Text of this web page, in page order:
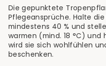
Die gepunktete
Pflegeansprüche. Halte
mindestens 40 % und
warmen (mind. 18 °C) und
wird sie sich wohlfühlen
beschenken.